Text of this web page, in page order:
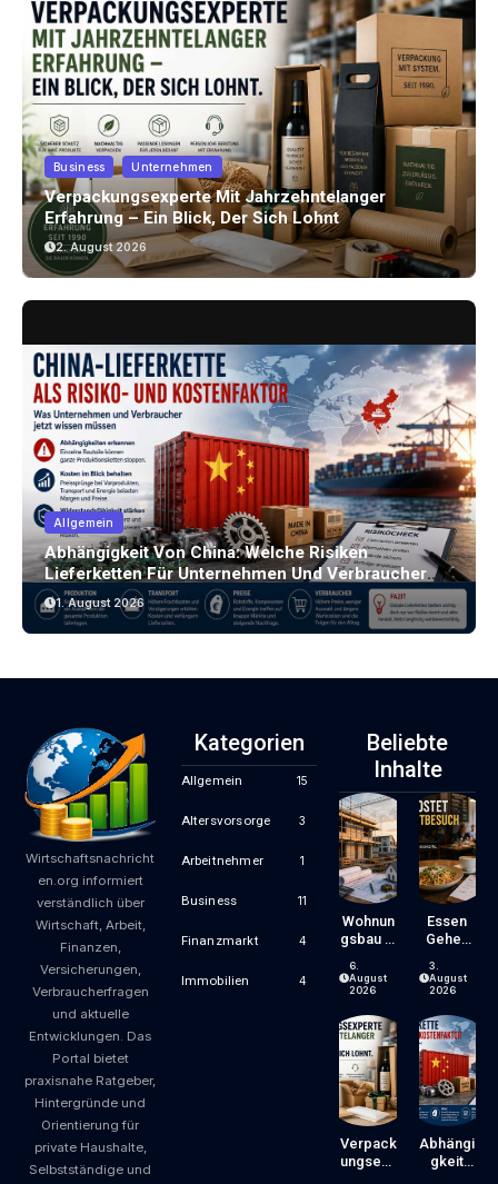
Business Unternehmen
Verpackungsexperte Mit Jahrzehntelanger
Erfahrung – Ein Blick, Der Sich Lohnt
2. August 2026
Allgemein
Abhängigkeit Von China: Welche Risiken
Lieferketten Für Unternehmen Und Verbraucher
Bergen
1. August 2026
Wirtschaftsnachricht
en.org informiert
verständlich über
Wirtschaft, Arbeit,
Finanzen,
Versicherungen,
Verbraucherfragen
und aktuelle
Entwicklungen. Das
Portal bietet
praxisnahe Ratgeber,
Hintergründe und
Orientierung für
private Haushalte,
Selbstständige und
Kategorien
Allgemein 15
Altersvorsorge 3
Arbeitnehmer 1
Business 11
Finanzmarkt 4
Immobilien 4
Beliebte
Inhalte
Wohnun
Gsbau In
Krise:
Worauf
En Und
Käufer
Bei
Kosten,
Finanzie
Rung
Zeitplan
Achten
6.
August
2026
Essen
Gehen
Zum
Luxus?
Gastron
Omiepre
Ise
Entsteh
En Und
Worauf
Gäste
Achten
Können
3.
August
2026
Verpack
Ungsexp
Abhängi
Gkeit